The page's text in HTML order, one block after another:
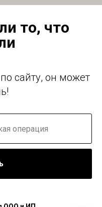
то, что
сайту, он может